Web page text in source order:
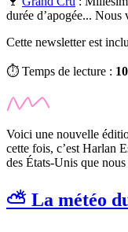
durée d’apogée...
Cette newsletter est
⏱️ Temps de lecture :
Voici une nouvelle
cette fois, c’est Harlan
des États-Unis que
⛅ La météo